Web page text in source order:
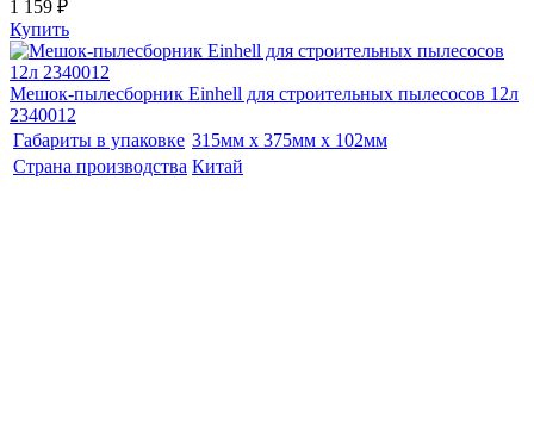
1 159 ₽
Купить
Мешок-пылесборник Einhell для строительных пылесосов 12л
2340012
Габариты в упаковке 315мм x 375мм x 102мм
Страна производства Китай